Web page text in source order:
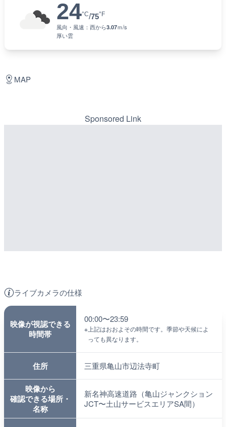
24°C/75°F
風向・風速： 西から3.07ｍ/s
厚い雲
ライブカメラの仕様
映像が視認できる
時間帯
00:00〜23:59
※ 上記はおおよその時間です。季節や天候によ
っても異なります。
住所 三重県亀山市辺法寺町
映像から
確認できる場所・
名称
新名神高速道路（亀山ジャンクション
JCT〜土山サービスエリアSA間）
MAP
Sponsored Link